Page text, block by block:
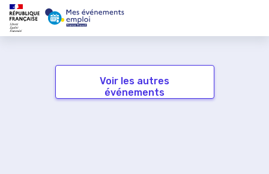
Voir les autres
événements